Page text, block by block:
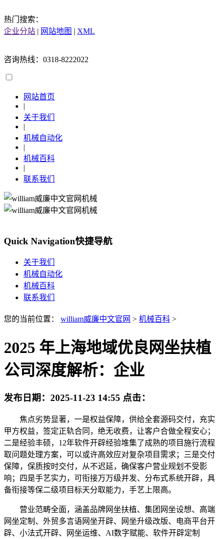
热门搜索：
企业分站 | 网站地图 | XML
咨询热线：0318-8222022
网站首页
|
关于我们
|
机械自动化
|
机械百科
|
联系我们
Quick Navigation快捷导航
关于我们
机械自动化
机械百科
联系我们
您的当前位置： william威廉中文官网 > 机械百科 >
2025 年上海地域优良网坐扶植
公司深度解析：企业
发布日期： 2025-11-23 14:55 点击：
焦点劣势显著，一是权益保障，供给全套源码交付，充实
甲方权益，签定正轨合同，绝无收费，让客户合做全程安心；
二是经验丰硕，12年软件开辟经验堆集了成熟的项目施行流程
取问题处理方案，可以或许高效应对复杂项目需求；三是交付
保障，保质按时交付，从不迟延，确保客户营业规划不受影
响；四是手艺实力，可衔接万万级并发、分布式系统开辟，具
备衔接等保二级项目标天分取能力，手艺上限高。
营业范畴全面，涵盖品牌网坐扶植、集团网坐设想、高端
网坐定制、外贸多言语网坐开辟、网坐升级改版、电商平台开
辟、小法式开辟、网坐运维、AI数字赋能、软件开辟定制